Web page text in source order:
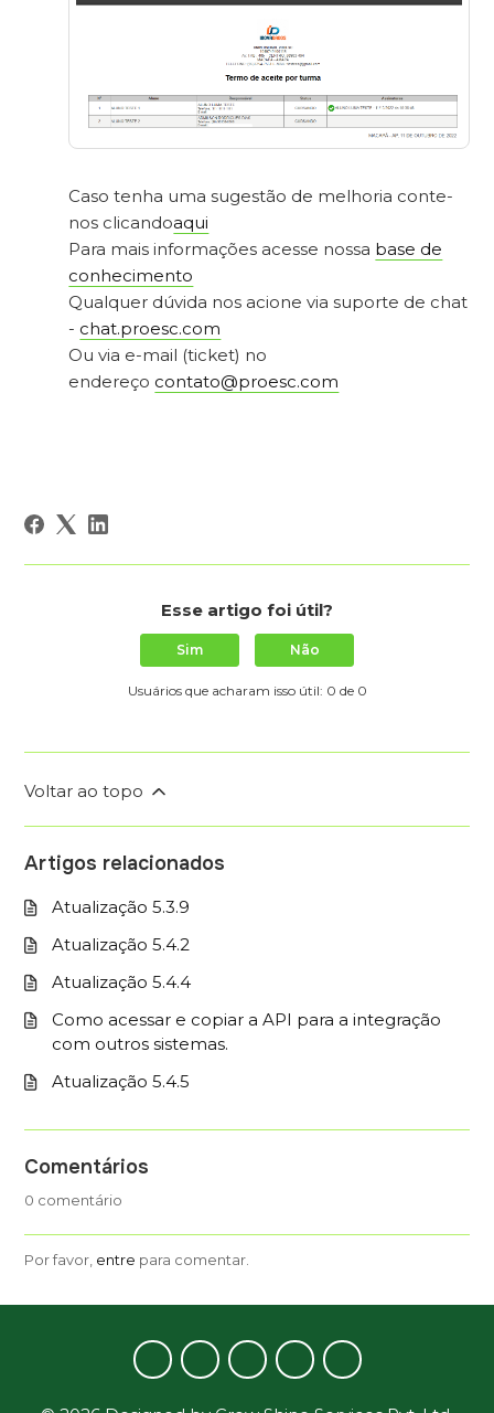
Caso tenha uma sugestão de melhoria conte-
nos clicandoaqui
Para mais informações acesse nossa base de
conhecimento
Qualquer dúvida nos acione via suporte de chat
- chat.proesc.com
Ou via e-mail (ticket) no
endereço contato@proesc.com
Esse artigo foi útil?
Sim Não
Usuários que acharam isso útil: 0 de 0
Voltar ao topo
Artigos relacionados
Atualização 5.3.9
Atualização 5.4.2
Atualização 5.4.4
Como acessar e copiar a API para a integração
com outros sistemas.
Atualização 5.4.5
Comentários
0 comentário
Por favor, entre para comentar.